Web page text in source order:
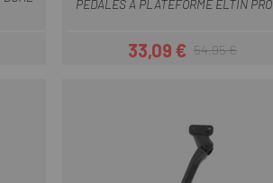
PÉDALES À PLATEFORME ELTIN PRO
Prix
33,09 €Prix habituel
54,95 €